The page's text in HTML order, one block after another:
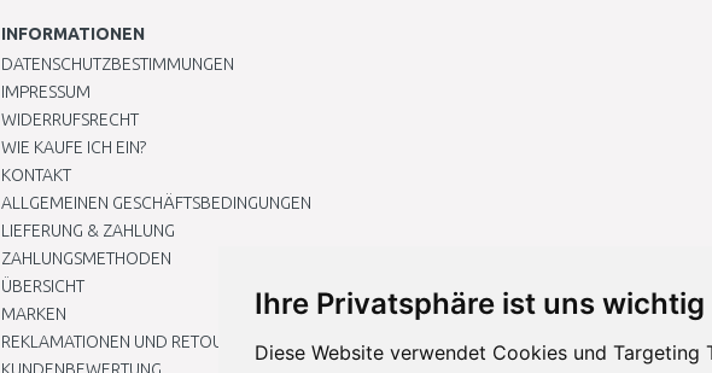
Ihre Privatsphäre ist uns wichtig
Diese Website verwendet Cookies und Targeting
INFORMATIONEN
DATENSCHUTZBESTIMMUNGEN
IMPRESSUM
WIDERRUFSRECHT
WIE KAUFE ICH EIN?
KONTAKT
ALLGEMEINEN GESCHÄFTSBEDINGUNGEN
LIEFERUNG & ZAHLUNG
ZAHLUNGSMETHODEN
ÜBERSICHT
MARKEN
REKLAMATIONEN UND RETOUREN